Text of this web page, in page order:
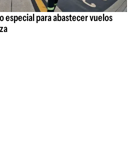
especial para abastecer vuelos